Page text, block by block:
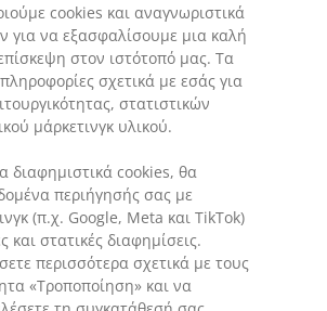
cookies και αναγνωριστικά
για να εξασφαλίσουμε μια καλή
στον ιστότοπό μας. Τα
σχετικά με εσάς για
στατιστικών
μάρκετινγκ υλικού.
διαφημιστικά cookies, θα
περιήγησής σας με
(π.χ. Google, Meta και TikTok)
και στατικές διαφημίσεις.
περισσότερα σχετικά με τους
«Τροποποίηση» και να